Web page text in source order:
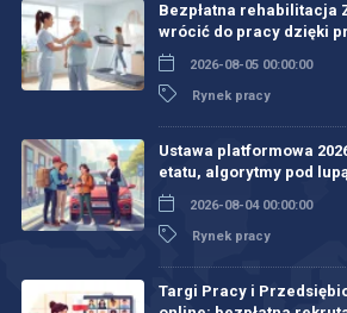
Bezpłatna rehabilitacja
wrócić do pracy dzięki
2026-08-05 00:00:00
Rynek pracy
Ustawa platformowa
etatu, algorytmy pod
2026-08-04 00:00:00
Rynek pracy
Targi Pracy i